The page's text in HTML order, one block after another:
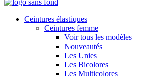
Ceintures élastiques
Ceintures femme
Voir tous les modèles
Nouveautés
Les Unies
Les Bicolores
Les Multicolores